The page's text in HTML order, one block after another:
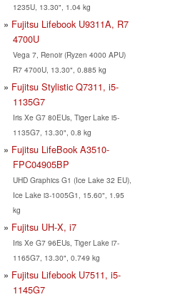
1235U, 13.30", 1.04 kg
Fujitsu Lifebook U9311A, R7
4700U
Vega 7, Renoir (Ryzen 4000 APU)
R7 4700U, 13.30", 0.885 kg
Fujitsu Stylistic Q7311, i5-
1135G7
Iris Xe G7 80EUs, Tiger Lake i5-
1135G7, 13.30", 0.8 kg
Fujitsu LifeBook A3510-
FPC04905BP
UHD Graphics G1 (Ice Lake 32 EU),
Ice Lake i3-1005G1, 15.60", 1.95
kg
Fujitsu UH-X, i7
Iris Xe G7 96EUs, Tiger Lake i7-
1165G7, 13.30", 0.749 kg
Fujitsu Lifebook U7511, i5-
1145G7